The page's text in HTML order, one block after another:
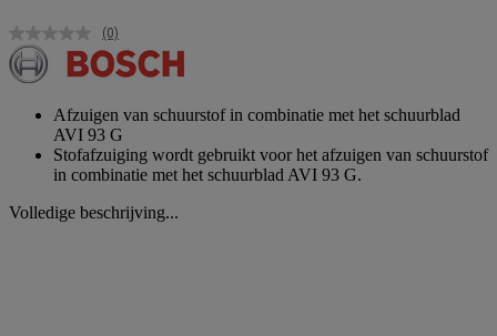
Geen
scorewaarde.
Dezelfde
(0)
Afzuigen van schuurstof in combinatie met het schuurblad
AVI 93 G
Stofafzuiging wordt gebruikt voor het afzuigen van schuurstof
in combinatie met het schuurblad AVI 93 G.
Volledige beschrijving...